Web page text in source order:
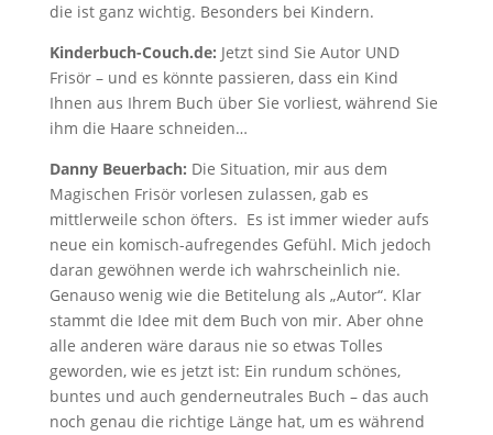
die ist ganz wichtig. Besonders bei Kindern.
Kinderbuch-Couch.de: Jetzt sind Sie Autor UND
Frisör – und es könnte passieren, dass ein Kind
Ihnen aus Ihrem Buch über Sie vorliest, während Sie
ihm die Haare schneiden…
Danny Beuerbach: Die Situation, mir aus dem
Magischen Frisör vorlesen zulassen, gab es
mittlerweile schon öfters. Es ist immer wieder aufs
neue ein komisch-aufregendes Gefühl. Mich jedoch
daran gewöhnen werde ich wahrscheinlich nie.
Genauso wenig wie die Betitelung als „Autor“. Klar
stammt die Idee mit dem Buch von mir. Aber ohne
alle anderen wäre daraus nie so etwas Tolles
geworden, wie es jetzt ist: Ein rundum schönes,
buntes und auch genderneutrales Buch – das auch
noch genau die richtige Länge hat, um es während